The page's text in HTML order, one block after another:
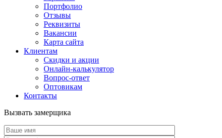
Портфолио
Отзывы
Реквизиты
Вакансии
Карта сайта
Клиентам
Скидки и акции
Онлайн-калькулятор
Вопрос-ответ
Оптовикам
Контакты
Вызвать замерщика